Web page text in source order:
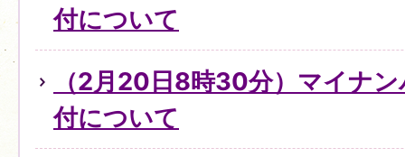
付について
（2月20日8時30分）マイナ
付について